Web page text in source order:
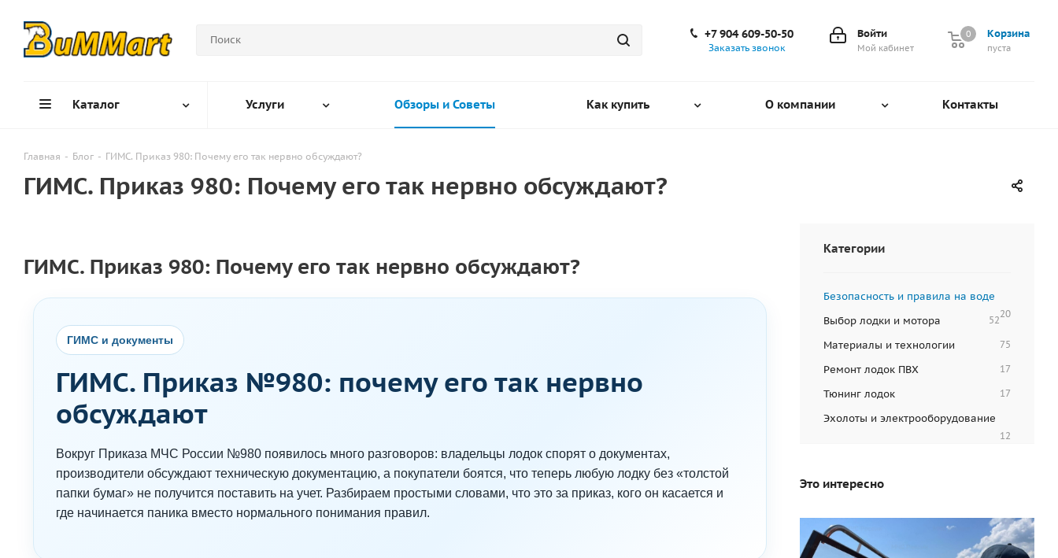
Корзина
0
пуста
0
Войти
Мой кабинет
+7 904 609-50-50
Заказать звонок
Каталог Услуги Обзоры и Советы Как купить О компании Контакты
Главная - Блог - ГИМС. Приказ 980: Почему его так нервно обсуждают?
ГИМС. Приказ 980: Почему его так нервно обсуждают?
ГИМС. Приказ 980: Почему его так нервно обсуждают?
ГИМС и документы
ГИМС. Приказ №980: почему его так нервно
обсуждают
Вокруг Приказа МЧС России №980 появилось много разговоров: владельцы лодок спорят о документах,
производители обсуждают техническую документацию, а покупатели боятся, что теперь любую лодку без «толстой
папки бумаг» не получится поставить на учет. Разбираем простыми словами, что это за приказ, кого он касается и
где начинается паника вместо нормального понимания правил.
Категории
Безопасность и правила на воде
20
Выбор лодки и мотора 52
Материалы и технологии 75
Ремонт лодок ПВХ 17
Тюнинг лодок 17
Эхолоты и электрооборудование
12
Это интересно